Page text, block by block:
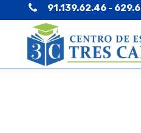
91.139.62.46 -